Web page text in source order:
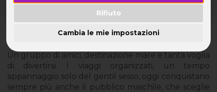
Rifiuto
Cambia le mie impostazioni
Un gruppo di amici, destinazione mare e tanta voglia
di divertirsi. I viaggi organizzati, un tempo
appannaggio solo del gentil sesso, oggi conquistano
sempre più anche il pubblico maschile, che sceglie